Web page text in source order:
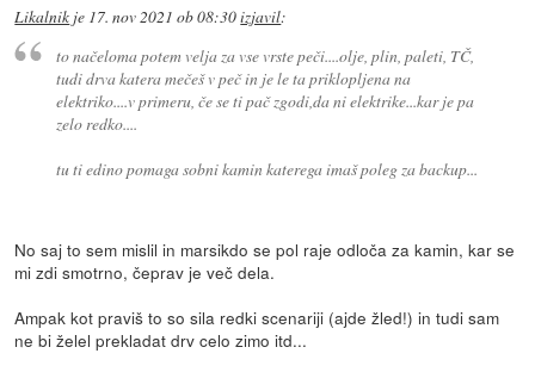
Likalnik je 17. nov 2021 ob 08:30izjavil:
to načeloma potem velja za vse vrste peči....olje, plin, paleti, TČ,
tudi drva katera mečeš v peč in je le ta priklopljena na
elektriko....v primeru, če se ti pač zgodi,da ni elektrike...kar je pa
zelo redko....
tu ti edino pomaga sobni kamin katerega imaš poleg za backup...
No saj to sem mislil in marsikdo se pol raje odloča za kamin, kar se
mi zdi smotrno, čeprav je več dela.
Ampak kot praviš to so sila redki scenariji (ajde žled!) in tudi sam
ne bi želel prekladat drv celo zimo itd...